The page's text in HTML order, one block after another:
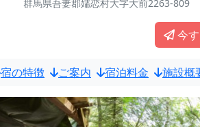
群馬県吾妻郡嬬恋村大字大前2263-
今
宿の特徴 ご案内 宿泊料金 施設概